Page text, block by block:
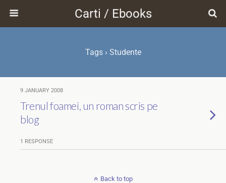
Carti / Ebooks
Tags › Studente
9 JANUARY 2008
Trenul foamei, un roman scris pe
blog
1 RESPONSE
Back to top